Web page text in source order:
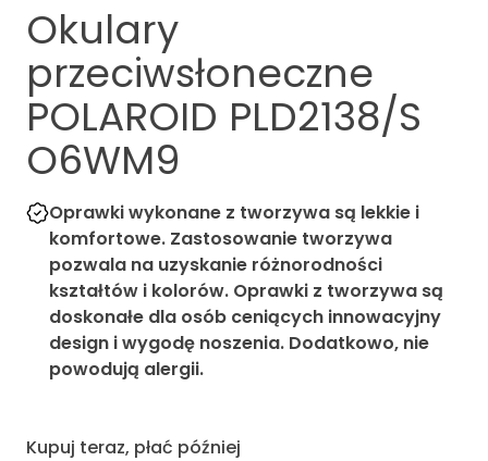
Okulary
przeciwsłoneczne
POLAROID PLD2138/S
O6WM9
Oprawki wykonane z tworzywa są lekkie i
komfortowe. Zastosowanie tworzywa
pozwala na uzyskanie różnorodności
kształtów i kolorów. Oprawki z tworzywa są
doskonałe dla osób ceniących innowacyjny
design i wygodę noszenia. Dodatkowo, nie
powodują alergii.
Kupuj teraz, płać później